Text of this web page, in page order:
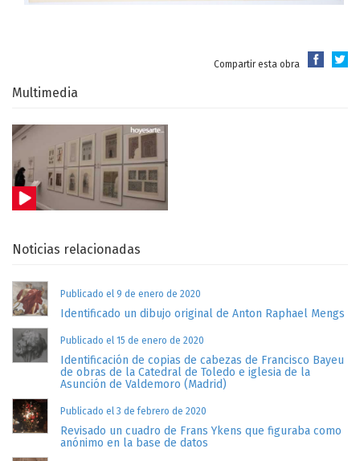
Compartir esta obra
Multimedia
Noticias relacionadas
Publicado el 9 de enero de 2020
Identificado un dibujo original de Anton Raphael Mengs
Publicado el 15 de enero de 2020
Identificación de copias de cabezas de Francisco Bayeu
de obras de la Catedral de Toledo e iglesia de la
Asunción de Valdemoro (Madrid)
Publicado el 3 de febrero de 2020
Revisado un cuadro de Frans Ykens que figuraba como
anónimo en la base de datos